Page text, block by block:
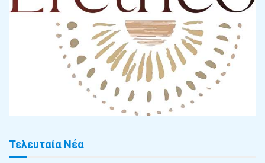
Τελευταία Νέα